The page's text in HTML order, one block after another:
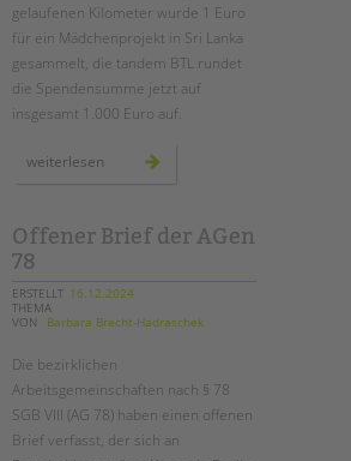
TANDEM BTL AKADEMIE
Zertfikatskurse
Seminarkalender
PROFIL | LEITBILD
Bereiche im Überblick
Kinder- und Jugendschutz
Unsere Videos
Gesellschafter VdK
schoolcoach BTL
tandem international
gelaufenen Kilometer wurde 1 Euro
für ein Mädchenprojekt in Sri Lanka
gesammelt, die tandem BTL rundet
die Spendensumme jetzt auf
insgesamt 1.000 Euro auf.
weiterlesen
laufjahr
teamgeist
durch
Offener Brief der AGen
78
ERSTELLT 16.12.2024
THEMA
VON
Barbara Brecht-Hadraschek
Die bezirklichen
Arbeitsgemeinschaften nach § 78
SGB VIII (AG 78) haben einen offenen
Brief verfasst, der sich an